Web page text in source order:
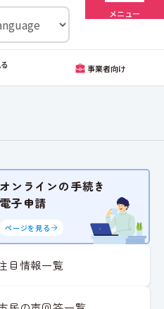
メニュー
事業者向け
オンラインの手続き
電子申請
ページを見る
目情報一覧